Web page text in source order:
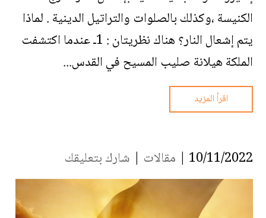
الكنيسة ،وكذلك بالصلوات والتراتيل الدينية . لماذا
يتم إشعال النار؟ هناك نظريتان : 1ـ عندما اكتشفت
الملكة هيلانة صليب المسيح في القدس...
اقرأ المزيد
10/11/2022 | مقالات | شارك بتعليقك